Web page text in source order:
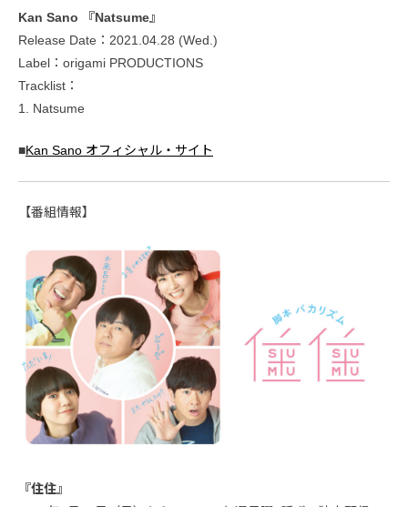
Kan Sano 『Natsume』
Release Date：2021.04.28 (Wed.)
Label：origami PRODUCTIONS
Tracklist：
1. Natsume
■Kan Sano オフィシャル・サイト
【番組情報】
『住住』